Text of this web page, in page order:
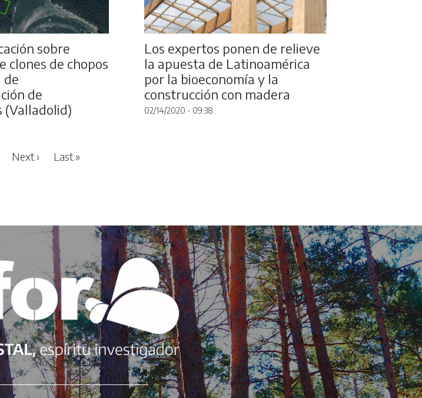
sobre
clones de chopos
de
de
(Valladolid)
Los expertos ponen de relieve
la apuesta de Latinoamérica
por la bioeconomía y la
construcción con madera
02/14/2020 - 09:38
Next ›Next page
Last »Last page